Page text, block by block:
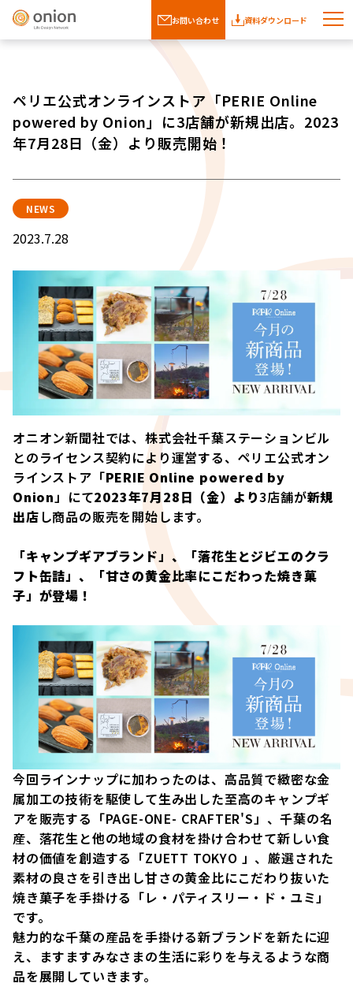
お問い合わせ 資料ダウンロード
ペリエ公式オンラインストア「PERIE Online
powered by Onion」に3店舗が新規出店。2023
年7月28日（金）より販売開始！
NEWS
2023.7.28
オニオン新聞社では、株式会社千葉ステーションビル
とのライセンス契約により運営する、ペリエ公式オン
ラインストア「PERIE Online powered by
Onion 」にて2023年7月28日（金）より3店舗が新規
出店 し商品の販売を開始します。
「キャンプギアブランド」、「落花生とジビエのクラ
フト缶詰」、「甘さの黄金比率にこだわった焼き菓
子」が登場！
今回ラインナップに加わったのは、高品質で緻密な金
属加工の技術を駆使して生み出した至高のキャンプギ
アを販売する「PAGE-ONE- CRAFTER'S」、千葉の名
産、落花生と他の地域の食材を掛け合わせて新しい食
材の価値を創造する「ZUETT TOKYO 」、厳選された
素材の良さを引き出し甘さの黄金比にこだわり抜いた
焼き菓子を手掛ける「レ・パティスリー・ド・ユミ」
です。
魅力的な千葉の産品を手掛ける新ブランドを新たに迎
え、ますますみなさまの生活に彩りを与えるような商
品を展開していきます。